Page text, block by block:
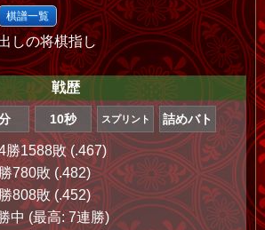
棋譜一覧
しの将棋指し
戦歴
10秒 スプリント 詰めバト
勝1588敗 (.467)
780敗 (.482)
808敗 (.452)
中 (最高: 7連勝)